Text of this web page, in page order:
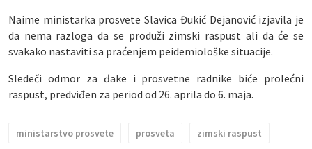
Naime ministarka prosvete Slavica Đukić Dejanović izjavila je
da nema razloga da se produži zimski raspust ali da će se
svakako nastaviti sa praćenjem peidemiološke situacije.
Sledeči odmor za đake i prosvetne radnike biće prolećni
raspust, predviđen za period od 26. aprila do 6. maja.
ministarstvo prosvete prosveta zimski raspust